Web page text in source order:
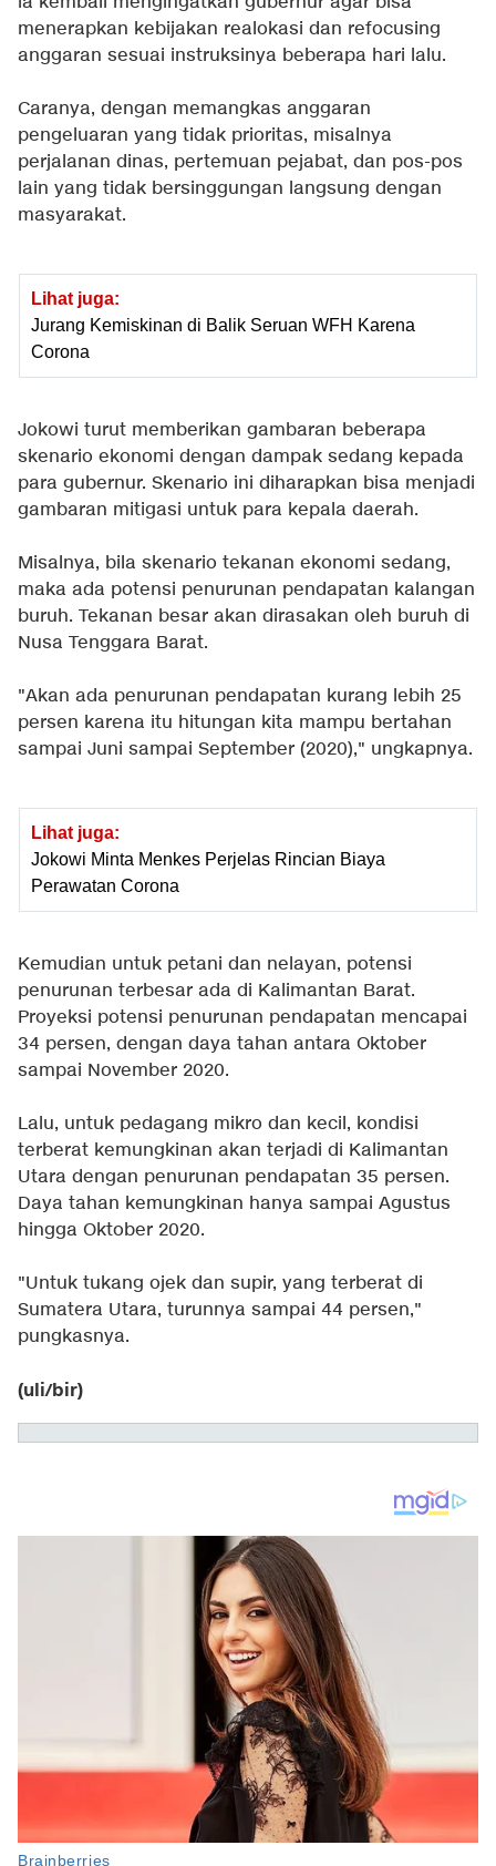
menerapkan kebijakan realokasi dan refocusing
anggaran sesuai instruksinya beberapa hari lalu.
Caranya, dengan memangkas anggaran
pengeluaran yang tidak prioritas, misalnya
perjalanan dinas, pertemuan pejabat, dan pos-pos
lain yang tidak bersinggungan langsung dengan
masyarakat.
Lihat juga:
Jurang Kemiskinan di Balik Seruan WFH Karena
Corona
Jokowi turut memberikan gambaran beberapa
skenario ekonomi dengan dampak sedang kepada
para gubernur. Skenario ini diharapkan bisa menjadi
gambaran mitigasi untuk para kepala daerah.
Misalnya, bila skenario tekanan ekonomi sedang,
maka ada potensi penurunan pendapatan kalangan
buruh. Tekanan besar akan dirasakan oleh buruh di
Nusa Tenggara Barat.
"Akan ada penurunan pendapatan kurang lebih 25
persen karena itu hitungan kita mampu bertahan
sampai Juni sampai September (2020)," ungkapnya.
Lihat juga:
Jokowi Minta Menkes Perjelas Rincian Biaya
Perawatan Corona
Kemudian untuk petani dan nelayan, potensi
penurunan terbesar ada di Kalimantan Barat.
Proyeksi potensi penurunan pendapatan mencapai
34 persen, dengan daya tahan antara Oktober
sampai November 2020.
Lalu, untuk pedagang mikro dan kecil, kondisi
terberat kemungkinan akan terjadi di Kalimantan
Utara dengan penurunan pendapatan 35 persen.
Daya tahan kemungkinan hanya sampai Agustus
hingga Oktober 2020.
"Untuk tukang ojek dan supir, yang terberat di
Sumatera Utara, turunnya sampai 44 persen,"
pungkasnya.
(uli/bir)